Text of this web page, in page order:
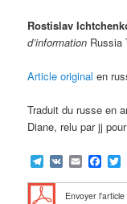
Rostislav
d’information Russia
Article original en
Traduit du russe en
Diane, relu par jj
Telegram
VK Email
Envoyer